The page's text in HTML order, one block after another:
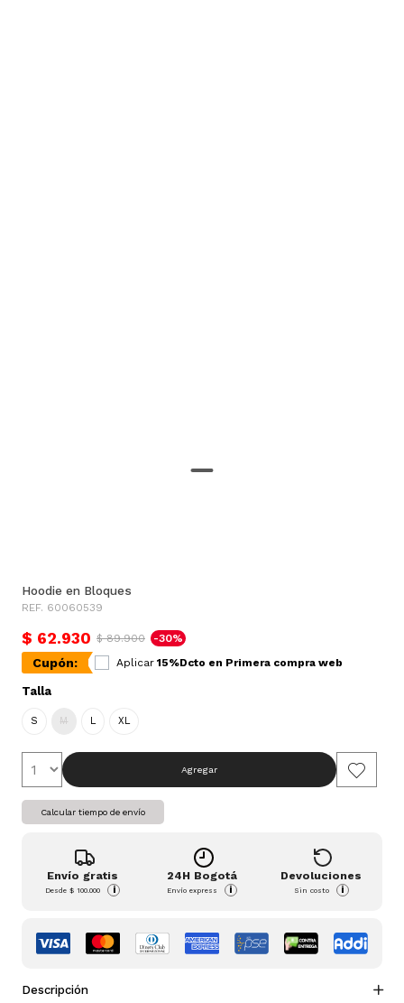
Hoodie en Bloques
REF. 60060539
$ 62.930 $ 89.900 -30%
Cupón: Aplicar 15%Dcto en Primera compra web
Talla
S M L XL
Agregar
Calcular tiempo de envío
Envío gratis
Desde$ 100.000 i
24H Bogotá
Envío express i
Devoluciones
Sin costo i
Descripción